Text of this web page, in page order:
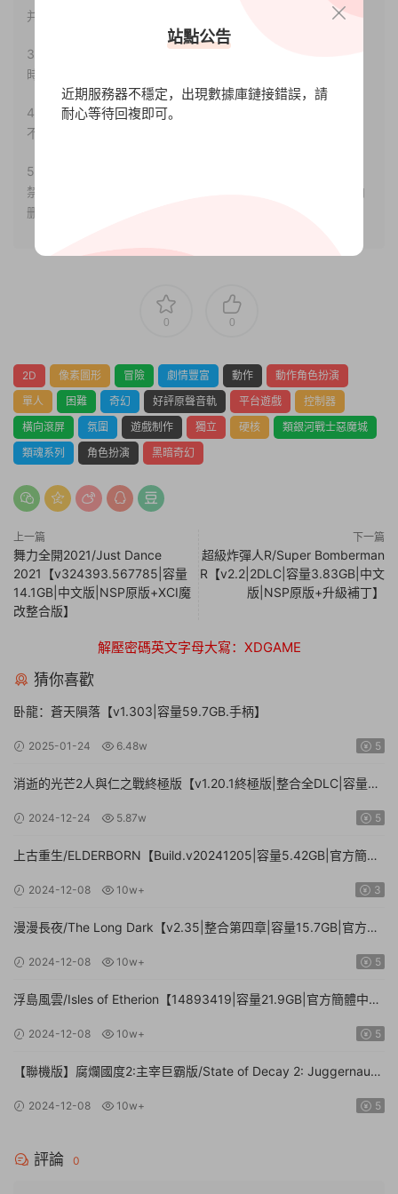
并合法使用。
3.如果本站有侵犯、不妥之處的資源，請聯系我們。将會第一
時間解決！
4.本站部分内容均由互聯網收集整理，僅供大家參考、學習，
不存在任何商業目的與商業用途。
5.本站提供的所有資源僅供參考學習使用，版權歸原著所有，
禁止下載本站資源參與任何商業和非法行爲，請于24小時之内
删除!
0 0
2D 像素圖形 冒險 劇情豐富 動作
動作角色扮演
單人
困難 奇幻 好評原聲音軌 平台遊戲
控制器
橫向滾屏
氛圍 遊戲制作 獨立 硬核
類銀河戰士惡魔城
類魂系列
角色扮演 黑暗奇幻
上一篇
舞力全開2021/Just Dance
2021【v324393.567785|容量
14.1GB|中文版|NSP原版+XCI魔
改整合版】
下一篇
超級炸彈人R/Super Bomberman
R【v2.2|2DLC|容量3.83GB|中文
版|NSP原版+升級補丁】
解壓密碼英文字母大寫：XDGAME
猜你喜歡
卧龍：蒼天隕落【v1.303|容量59.7GB.手柄】
2025-01-24 6.48w 5
消逝的光芒2人與仁之戰終極版【v1.20.1終極版|整合全DLC|容量
2024-12-24 5.87w 5
上古重生/ELDERBORN【Build.v20241205|容量5.42GB|官方簡體
2024-12-08 10w+ 3
漫漫長夜/The Long Dark【v2.35|整合第四章|容量15.7GB|官方簡
2024-12-08 10w+ 5
浮島風雲/Isles of Etherion【14893419|容量21.9GB|官方簡體中
2024-12-08 10w+ 5
【聯機版】腐爛國度2:主宰巨霸版/State of Decay 2: Juggernaut
2024-12-08 10w+ 5
評論 0
站點公告
近期服務器不穩定，出現數據庫鏈接錯誤，請
耐心等待回複即可。